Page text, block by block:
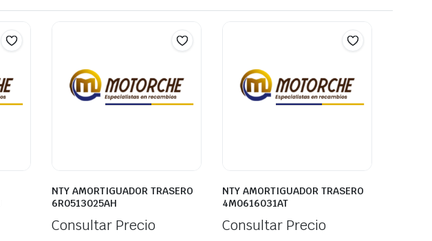
NTY AMORTIGUADOR TRASERO
6R0513025AH
Consultar Precio
NTY AMORTIGUADOR TRASERO
4M0616031AT
Consultar Precio